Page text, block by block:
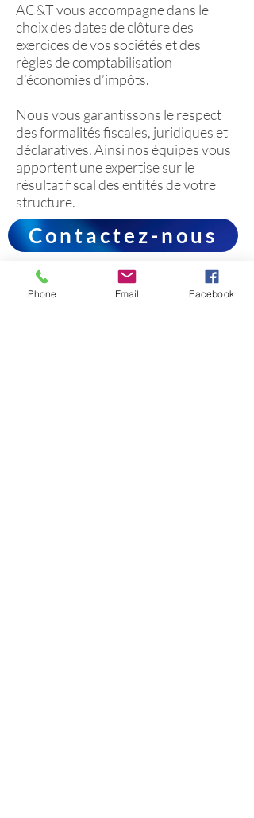
AC&T vous accompagne dans le
choix des dates de clôture des
exercices de vos sociétés et des
règles de comptabilisation
d’économies d’impôts.
Nous vous garantissons le respect
des formalités fiscales, juridiques et
déclaratives. Ainsi nos équipes vous
apportent une expertise sur le
résultat fiscal des entités de votre
structure.
Contactez-nous
Phone Email Facebook